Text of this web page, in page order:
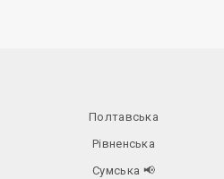
Полтавська
Рівненська
Сумська 📢